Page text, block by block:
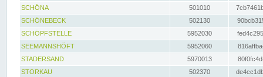
SCHÖNA
501010
SCHÖNEBECK
502130
SCHÖPFSTELLE
5952030
SEEMANNSHÖFT
5952060
STADERSAND
5970013
STORKAU
502370